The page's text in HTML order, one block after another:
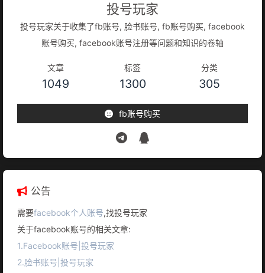
投号玩家
投号玩家关于收集了fb账号, 脸书账号, fb账号购买, facebook
账号购买, facebook账号注册等问题和知识的卷轴
文章
1049
标签
1300
分类
305
fb账号购买
公告
需要facebook个人账号,找投号玩家
关于facebook账号的相关文章:
1.Facebook账号|投号玩家
2.脸书账号|投号玩家